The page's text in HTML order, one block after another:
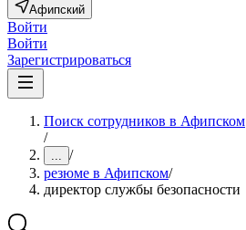
Афипский
Войти
Войти
Зарегистрироваться
Поиск сотрудников в Афипском
/
... /
резюме в Афипском/
директор службы безопасности